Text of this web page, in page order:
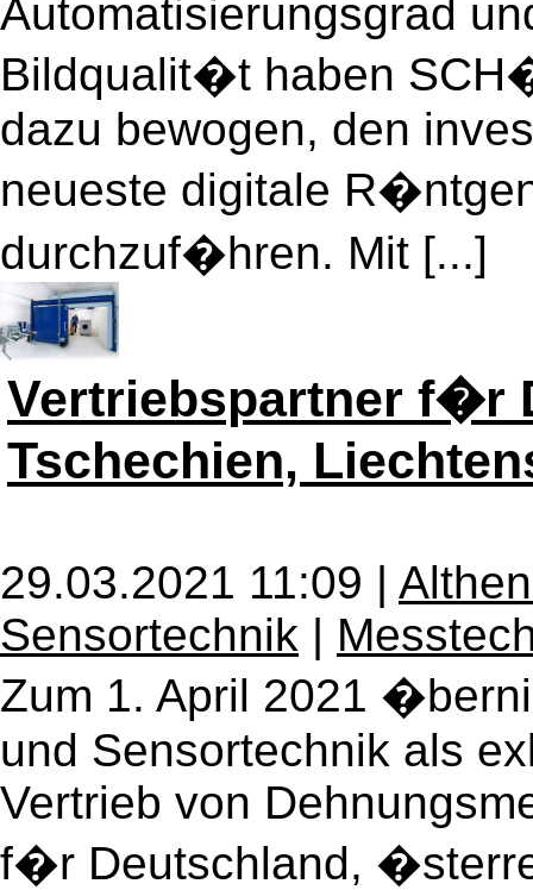
Automatisierungsgrad
Bildqualit�t haben
dazu bewogen, den
neueste digitale
durchzuf�hren. Mit [...]
Vertriebspartner f�r
Tschechien,
29.03.2021 11:09 |
Sensortechnik |
Zum 1. April 2021
und Sensortechnik als
Vertrieb von
f�r Deutschland,